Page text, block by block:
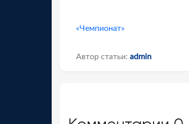
«Чемпионат»
Автор статьи: admin